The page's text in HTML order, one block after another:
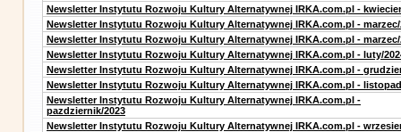
Newsletter Instytutu Rozwoju Kultury Alternatywnej IRKA.com.pl -
Newsletter Instytutu Rozwoju Kultury Alternatywnej IRKA.com.pl - marzec/
Newsletter Instytutu Rozwoju Kultury Alternatywnej IRKA.com.pl - marzec/
Newsletter Instytutu Rozwoju Kultury Alternatywnej IRKA.com.pl - luty/
Newsletter Instytutu Rozwoju Kultury Alternatywnej IRKA.com.pl -
Newsletter Instytutu Rozwoju Kultury Alternatywnej IRKA.com.pl -
Newsletter Instytutu Rozwoju Kultury Alternatywnej IRKA.com.pl -
pazdziernik/2023
Newsletter Instytutu Rozwoju Kultury Alternatywnej IRKA.com.pl -